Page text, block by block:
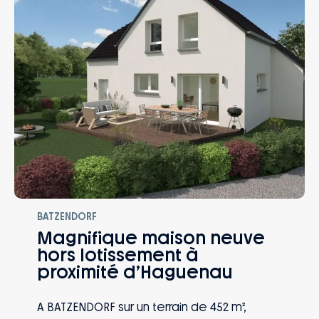
BATZENDORF
Magnifique maison neuve
hors lotissement à
proximité d’Haguenau
A BATZENDORF sur un terrain de 452 m²,